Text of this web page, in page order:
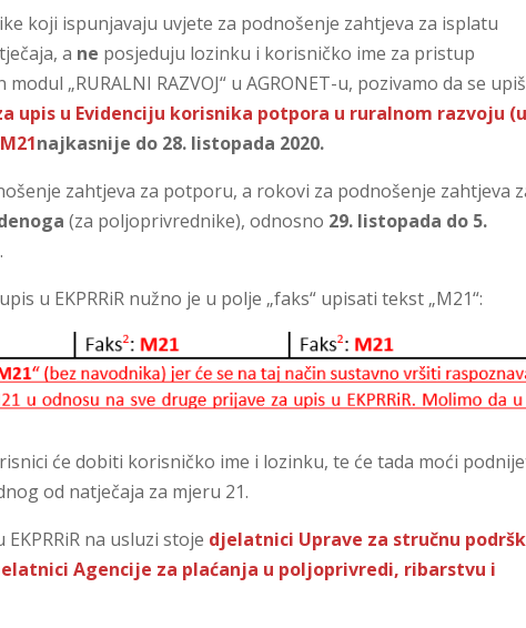
koji ispunjavaju uvjete za podnošenje zahtjeva za isplatu
a ne posjeduju lozinku i korisničko ime za pristup
„RURALNI RAZVOJ“ u AGRONET-u, pozivamo da se
upis u Evidenciju korisnika potpora u ruralnom razvoju (u
najkasnije do 28. listopada 2020.
zahtjeva za potporu, a rokovi za podnošenje zahtjeva
(za poljoprivrednike), odnosno 29. listopada do 5.
u EKPRRiR nužno je u polje „faks“ upisati tekst „M21“:
će dobiti korisničko ime i lozinku, te će tada moći
od natječaja za mjeru 21.
na usluzi stoje djelatnici Uprave za stručnu
Agencije za plaćanja u poljoprivredi, ribarstvu i